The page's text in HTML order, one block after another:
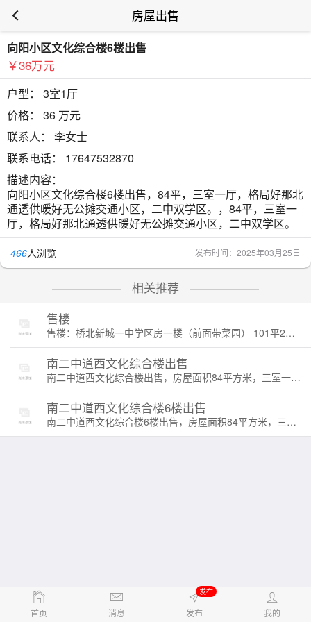
房屋出售
向阳小区文化综合楼6楼出售
￥36万元
户型：
3室1厅
价格：
36 万元
联系人：
李女士
联系电话：
17647532870
描述内容：
向阳小区文化综合楼6楼出售，84平，三室一厅，格局好那北
通透供暖好无公摊交通小区，二中双学区。，84平，三室一
厅，格局好那北通透供暖好无公摊交通小区，二中双学区。
466人浏览 发布时间：2025年03月25日
相关推荐
售楼
售楼：桥北新城一中学区房一楼（前面带菜园） 101平2室一厅简装 状元府小区 15号楼 2单元1楼西 房证过2 售价67万[OK]☎13204752665
南二中道西文化综合楼出售
南二中道西文化综合楼出售，房屋面积84平方米，三室一厅一卫南北通透格局好，比邻南二中、交通小学，附近商圈购物便利，交通方便拎包入住，价格合理，联系电话：17647532870
南二中道西文化综合楼6楼出售
南二中道西文化综合楼6楼出售，房屋面积84平方米，三室一厅一卫南北通透格局好，比邻南二中、交通小学，交通便利，家具家电齐全拎包入住，价格面议。
首页 消息
发布
发布 我的